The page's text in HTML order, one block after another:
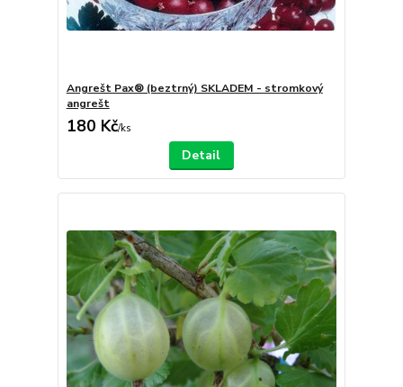
Angrešt Pax® (beztrný) SKLADEM - stromkový
angrešt
180 Kč/ks
Detail